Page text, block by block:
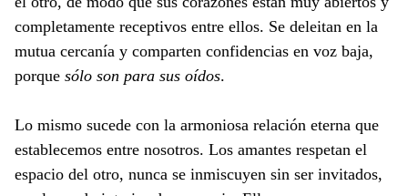
completamente receptivos entre ellos. Se deleitan en la
mutua cercanía y comparten confidencias en voz baja,
porque sólo son para sus oídos.
Lo mismo sucede con la armoniosa relación eterna que
establecemos entre nosotros. Los amantes respetan el
espacio del otro, nunca se inmiscuyen sin ser invitados,